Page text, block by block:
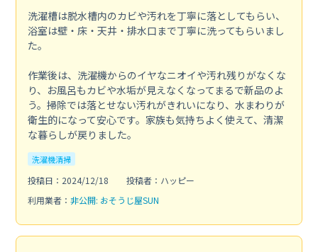
洗濯槽は脱水槽内のカビや汚れを丁寧に落としてもらい、
浴室は壁・床・天井・排水口まで丁寧に洗ってもらいまし
た。
作業後は、洗濯機からのイヤなニオイや汚れ残りがなくな
り、お風呂もカビや水垢が見えなくなってまるで新品のよ
う。掃除では落とせない汚れがきれいになり、水まわりが
衛生的になって安心です。家族も気持ちよく使えて、清潔
な暮らしが戻りました。
洗濯機清掃
投稿日：2024/12/18
投稿者：ハッピー
利用業者： 非公開: おそうじ屋SUN